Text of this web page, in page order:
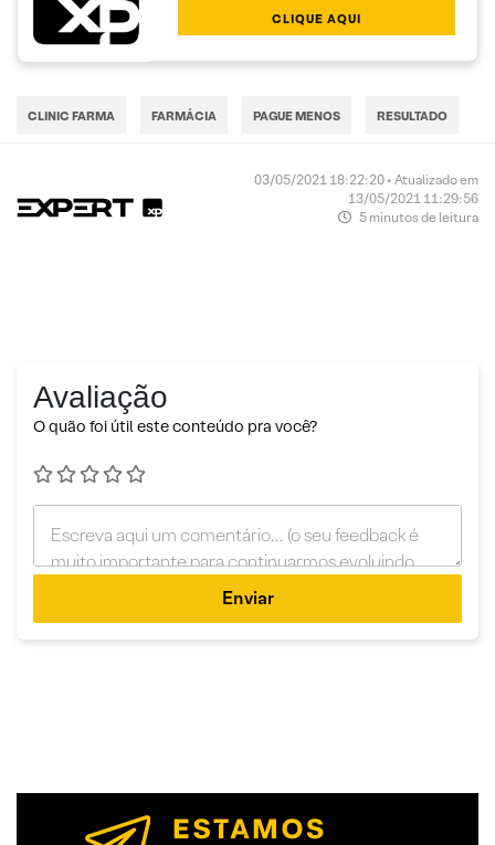
CLIQUE AQUI
CLINIC FARMA FARMÁCIA PAGUE MENOS RESULTADO
03/05/2021 18:22:20 • Atualizado em
13/05/2021 11:29:56
5 minutos de leitura
Avaliação
O quão foi útil este conteúdo pra você?
Enviar